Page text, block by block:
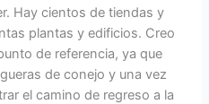
Hay cientos de tiendas y
plantas y edificios. Creo
de referencia, ya que
de conejo y una vez
el camino de regreso a la